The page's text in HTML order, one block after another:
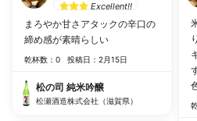
Excellent!!
まろやか甘さアタックの辛口の
締め感が素晴らしい
乾杯数：0 投稿日：2月15日
松の司 純米吟醸
松瀬酒造株式会社（滋賀県）